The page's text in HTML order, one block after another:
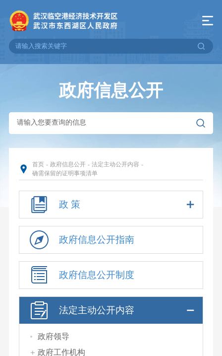
政府信息公开
首页 - 政府信息公开 - 法定主动公开内容 -
确需保留的证明事项清单
政 策
政府信息公开指南
政府信息公开制度
法定主动公开内容
政府领导
政府工作机构